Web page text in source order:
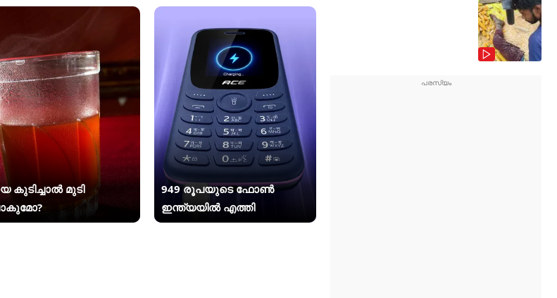
കുടിച്ചാൽ മുടി
949 രൂപയുടെ ഫോൺ
ഇന്ത്യയിൽ എത്തി